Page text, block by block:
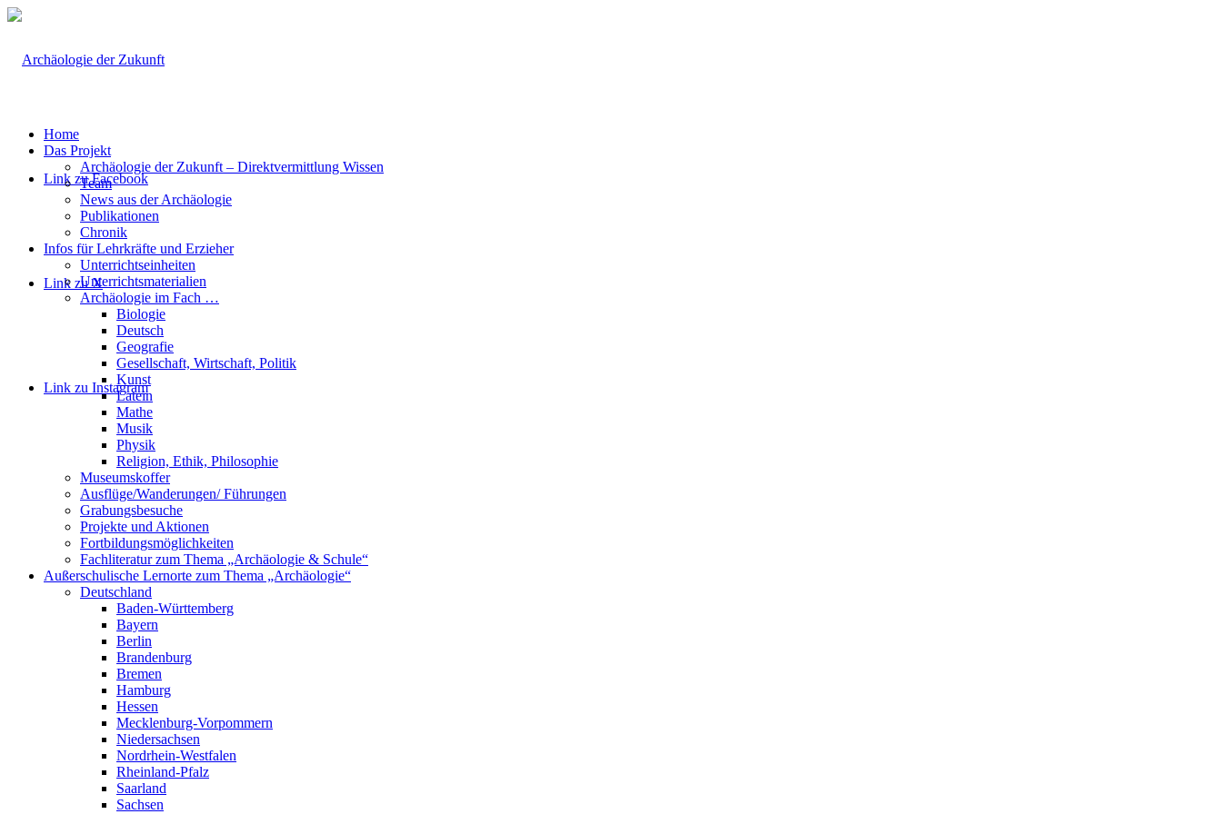
Link zu Facebook
Link zu X
Link zu Instagram
Home
Das Projekt
Archäologie der Zukunft – Direktvermittlung Wissen
Team
News aus der Archäologie
Publikationen
Chronik
Infos für Lehrkräfte und Erzieher
Unterrichtseinheiten
Unterrichtsmaterialien
Archäologie im Fach …
Biologie
Deutsch
Geografie
Gesellschaft, Wirtschaft, Politik
Kunst
Latein
Mathe
Musik
Physik
Religion, Ethik, Philosophie
Museumskoffer
Ausflüge/Wanderungen/ Führungen
Grabungsbesuche
Projekte und Aktionen
Fortbildungsmöglichkeiten
Fachliteratur zum Thema „Archäologie & Schule“
Außerschulische Lernorte zum Thema „Archäologie“
Deutschland
Baden-Württemberg
Bayern
Berlin
Brandenburg
Bremen
Hamburg
Hessen
Mecklenburg-Vorpommern
Niedersachsen
Nordrhein-Westfalen
Rheinland-Pfalz
Saarland
Sachsen